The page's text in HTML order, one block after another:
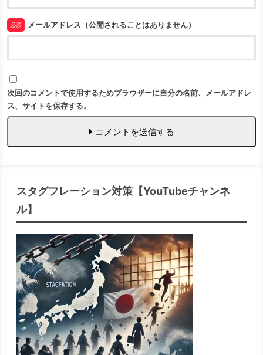
必須 メールアドレス（公開されることはありません）
次回のコメントで使用するためブラウザーに自分の名前、メールアドレ
ス、サイトを保存する。
コメントを送信する
スタグフレーション対策【YouTubeチャンネ
ル】